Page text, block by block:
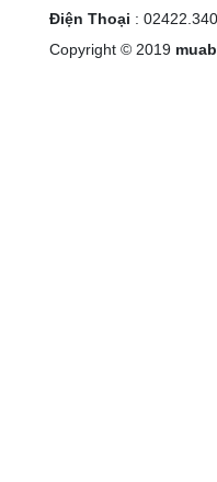
Điện Thoại :
Copyright © 2019